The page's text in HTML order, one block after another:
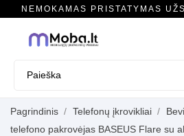
NEMOKAMAS PRISTATYMAS
Pagrindinis Telefonų įkrovikliai
telefono pakrovėjas BASEUS Flare su